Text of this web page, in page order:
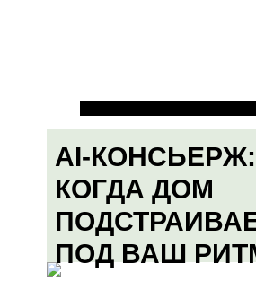
AI-КОНСЬЕРЖ:
КОГДА ДОМ
ПОД ВАШ